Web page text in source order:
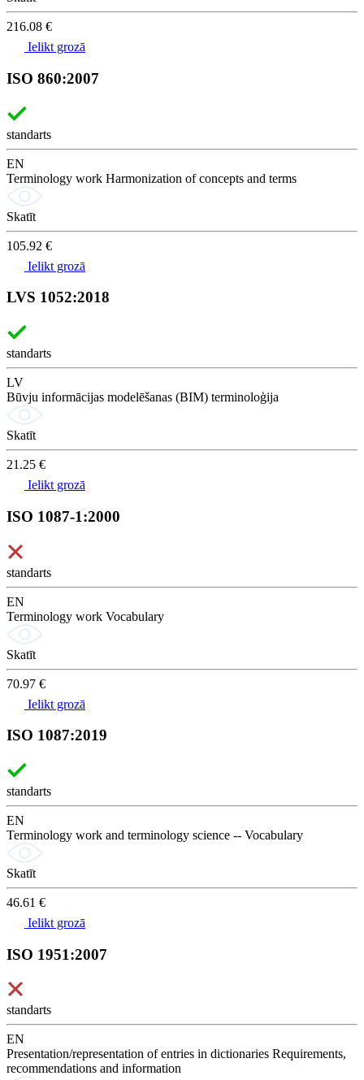
216.08 €
Ielikt grozā
ISO 860:2007
standarts
EN
Terminology work Harmonization of concepts and terms
Skatīt
105.92 €
Ielikt grozā
LVS 1052:2018
standarts
LV
Būvju informācijas modelēšanas (BIM) terminoloģija
Skatīt
21.25 €
Ielikt grozā
ISO 1087-1:2000
standarts
EN
Terminology work Vocabulary
Skatīt
70.97 €
Ielikt grozā
ISO 1087:2019
standarts
EN
Terminology work and terminology science -- Vocabulary
Skatīt
46.61 €
Ielikt grozā
ISO 1951:2007
standarts
EN
Presentation/representation of entries in dictionaries Requirements,
recommendations and information